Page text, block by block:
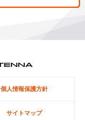
個人情報保護方針
サイトマップ